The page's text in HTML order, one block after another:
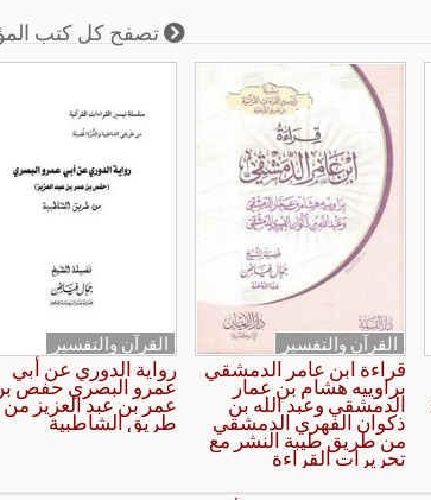
تصفح كل كتب
القرآن والتفسير
قراءة ابن عامر الدمشقي
براوييه هشام بن عمار
الدمشقي وعبد الله بن
ذكوان الفهري الدمشقي
من طريق طيبة النشر مع
تحريرات القراءة
القرآن والتفسير
رواية الدوري عن أبي
عمرو البصري حفص
عمر بن عبد العزيز من
طريق الشاطبية